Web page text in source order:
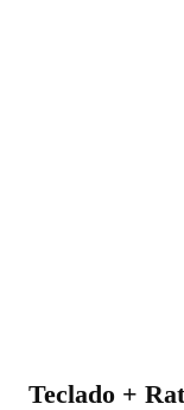
Teclado +